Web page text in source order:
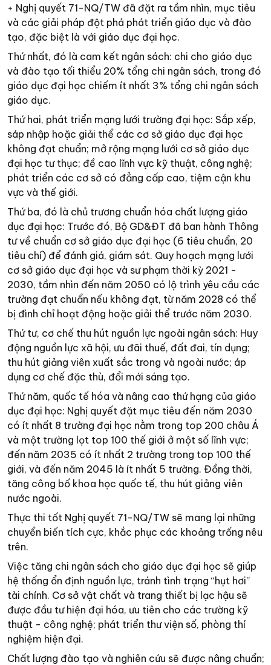
+ Nghị quyết 71-NQ/TW đã đặt ra tầm nhìn, mục tiêu
và các giải pháp đột phá phát triển giáo dục và đào
tạo, đặc biệt là với giáo dục đại học.
Thứ nhất, đó là cam kết ngân sách: chi cho giáo dục
và đào tạo tối thiểu 20% tổng chi ngân sách, trong đó
giáo dục đại học chiếm ít nhất 3% tổng chi ngân sách
giáo dục.
Thứ hai, phát triển mạng lưới trường đại học: Sắp xếp,
sáp nhập hoặc giải thể các cơ sở giáo dục đại học
không đạt chuẩn; mở rộng mạng lưới cơ sở giáo dục
đại học tư thục; đề cao lĩnh vực kỹ thuật, công nghệ;
phát triển các cơ sở có đẳng cấp cao, tiệm cận khu
vực và thế giới.
Thứ ba, đó là chủ trương chuẩn hóa chất lượng giáo
dục đại học: Trước đó, Bộ GD&ĐT đã ban hành Thông
tư về chuẩn cơ sở giáo dục đại học (6 tiêu chuẩn, 20
tiêu chí) để đánh giá, giám sát. Quy hoạch mạng lưới
cơ sở giáo dục đại học và sư phạm thời kỳ 2021 -
2030, tầm nhìn đến năm 2050 có lộ trình yêu cầu các
trường đạt chuẩn nếu không đạt, từ năm 2028 có thể
bị đình chỉ hoạt động hoặc giải thể trước năm 2030.
Thứ tư, cơ chế thu hút nguồn lực ngoài ngân sách: Huy
động nguồn lực xã hội, ưu đãi thuế, đất đai, tín dụng;
thu hút giảng viên xuất sắc trong và ngoài nước; áp
dụng cơ chế đặc thù, đổi mới sáng tạo.
Thứ năm, quốc tế hóa và nâng cao thứ hạng của giáo
dục đại học: Nghị quyết đặt mục tiêu đến năm 2030
có ít nhất 8 trường đại học nằm trong top 200 châu Á
và một trường lọt top 100 thế giới ở một số lĩnh vực;
đến năm 2035 có ít nhất 2 trường trong top 100 thế
giới, và đến năm 2045 là ít nhất 5 trường. Đồng thời,
tăng công bố khoa học quốc tế, thu hút giảng viên
nước ngoài.
Thực thi tốt Nghị quyết 71-NQ/TW sẽ mang lại những
chuyển biến tích cực, khắc phục các khoảng trống nêu
trên.
Việc tăng chi ngân sách cho giáo dục đại học sẽ giúp
hệ thống ổn định nguồn lực, tránh tình trạng “hụt hơi”
tài chính. Cơ sở vật chất và trang thiết bị lạc hậu sẽ
được đầu tư hiện đại hóa, ưu tiên cho các trường kỹ
thuật - công nghệ; phát triển thư viện số, phòng thí
nghiệm hiện đại.
Chất lượng đào tạo và nghiên cứu sẽ được nâng chuẩn;